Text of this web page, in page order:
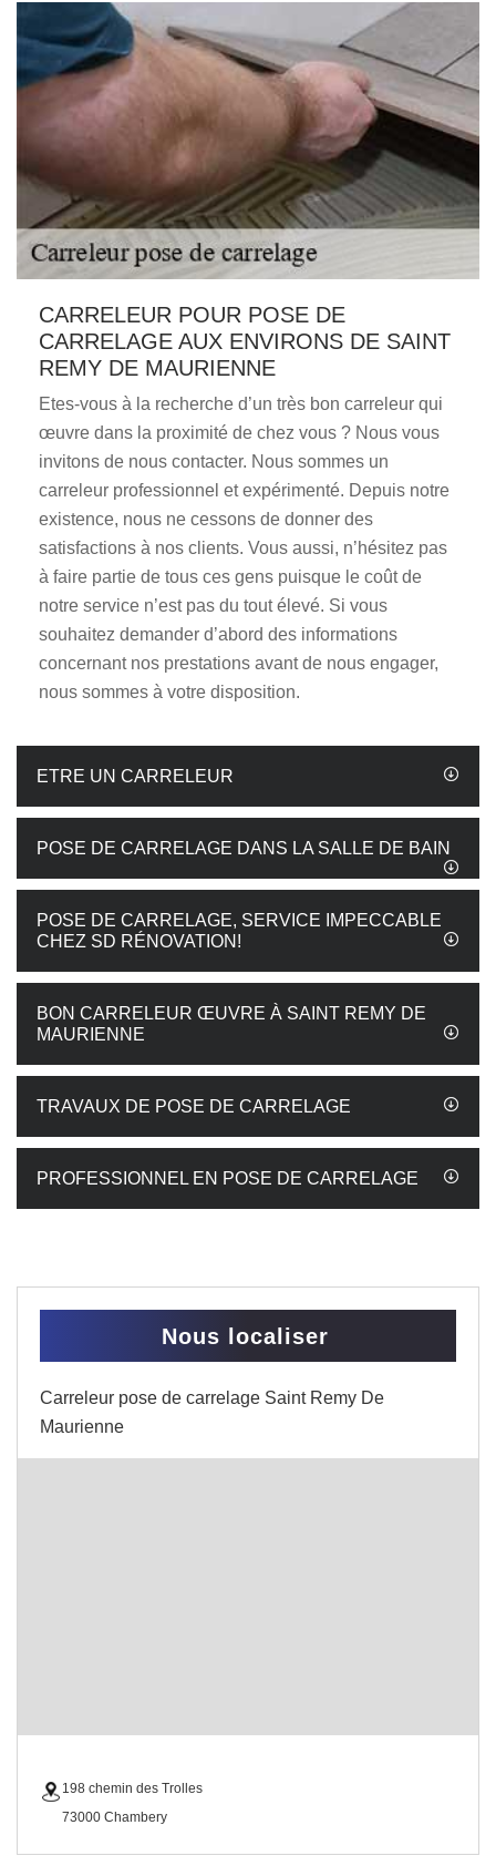
CARRELEUR POUR POSE DE
CARRELAGE AUX ENVIRONS DE SAINT
REMY DE MAURIENNE
Etes-vous à la recherche d’un très bon carreleur qui
œuvre dans la proximité de chez vous ? Nous vous
invitons de nous contacter. Nous sommes un
carreleur professionnel et expérimenté. Depuis notre
existence, nous ne cessons de donner des
satisfactions à nos clients. Vous aussi, n’hésitez pas
à faire partie de tous ces gens puisque le coût de
notre service n’est pas du tout élevé. Si vous
souhaitez demander d’abord des informations
concernant nos prestations avant de nous engager,
nous sommes à votre disposition.
ETRE UN CARRELEUR
POSE DE CARRELAGE DANS LA SALLE DE BAIN
POSE DE CARRELAGE, SERVICE IMPECCABLE
CHEZ SD RÉNOVATION!
BON CARRELEUR ŒUVRE À SAINT REMY DE
MAURIENNE
TRAVAUX DE POSE DE CARRELAGE
PROFESSIONNEL EN POSE DE CARRELAGE
Nous localiser
Carreleur pose de carrelage Saint Remy De
Maurienne
198 chemin des Trolles
73000 Chambery